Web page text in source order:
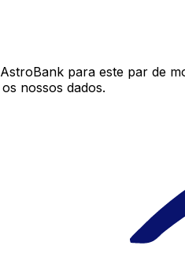
para este par de
nossos dados.